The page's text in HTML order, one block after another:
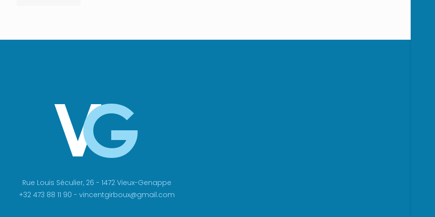
Rue Louis Séculier, 26 - 1472 Vieux-Genappe
+32 473 88 11 90 - vincentgirboux@gmail.com